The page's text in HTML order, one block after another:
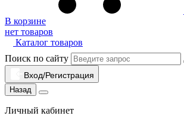
В корзине
нет товаров
Каталог товаров
Поиск по сайту
Вход/Регистрация
Назад
Личный кабинет